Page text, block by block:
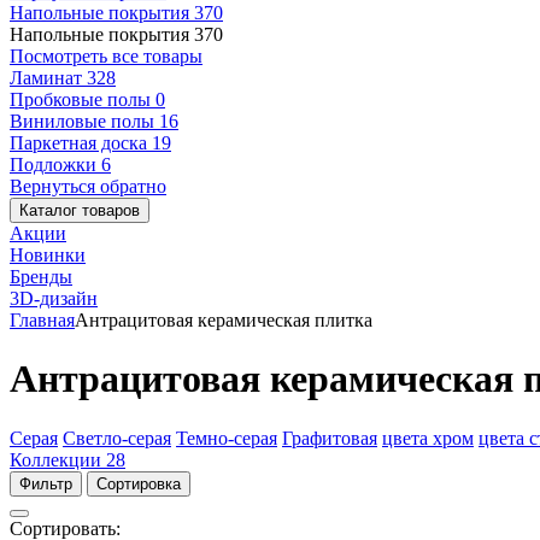
Напольные покрытия 370
Напольные покрытия 370
Посмотреть все товары
Ламинат 328
Пробковые полы 0
Виниловые полы 16
Паркетная доска 19
Подложки 6
Вернуться обратно
Каталог товаров
Акции
Новинки
Бренды
3D-дизайн
ГлавнаяАнтрацитовая керамическая плитка
Антрацитовая керамическая
Серая Светло-серая Темно-серая Графитовая цвета хром цвета
Коллекции 28
Фильтр Сортировка
Сортировать: